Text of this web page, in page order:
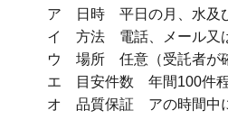
ア 日時 平日の月、水及び
イ 方法 電話、メール又
ウ 場所 任意（受託者が
エ 目安件数 年間100件程
オ 品質保証 アの時間中に